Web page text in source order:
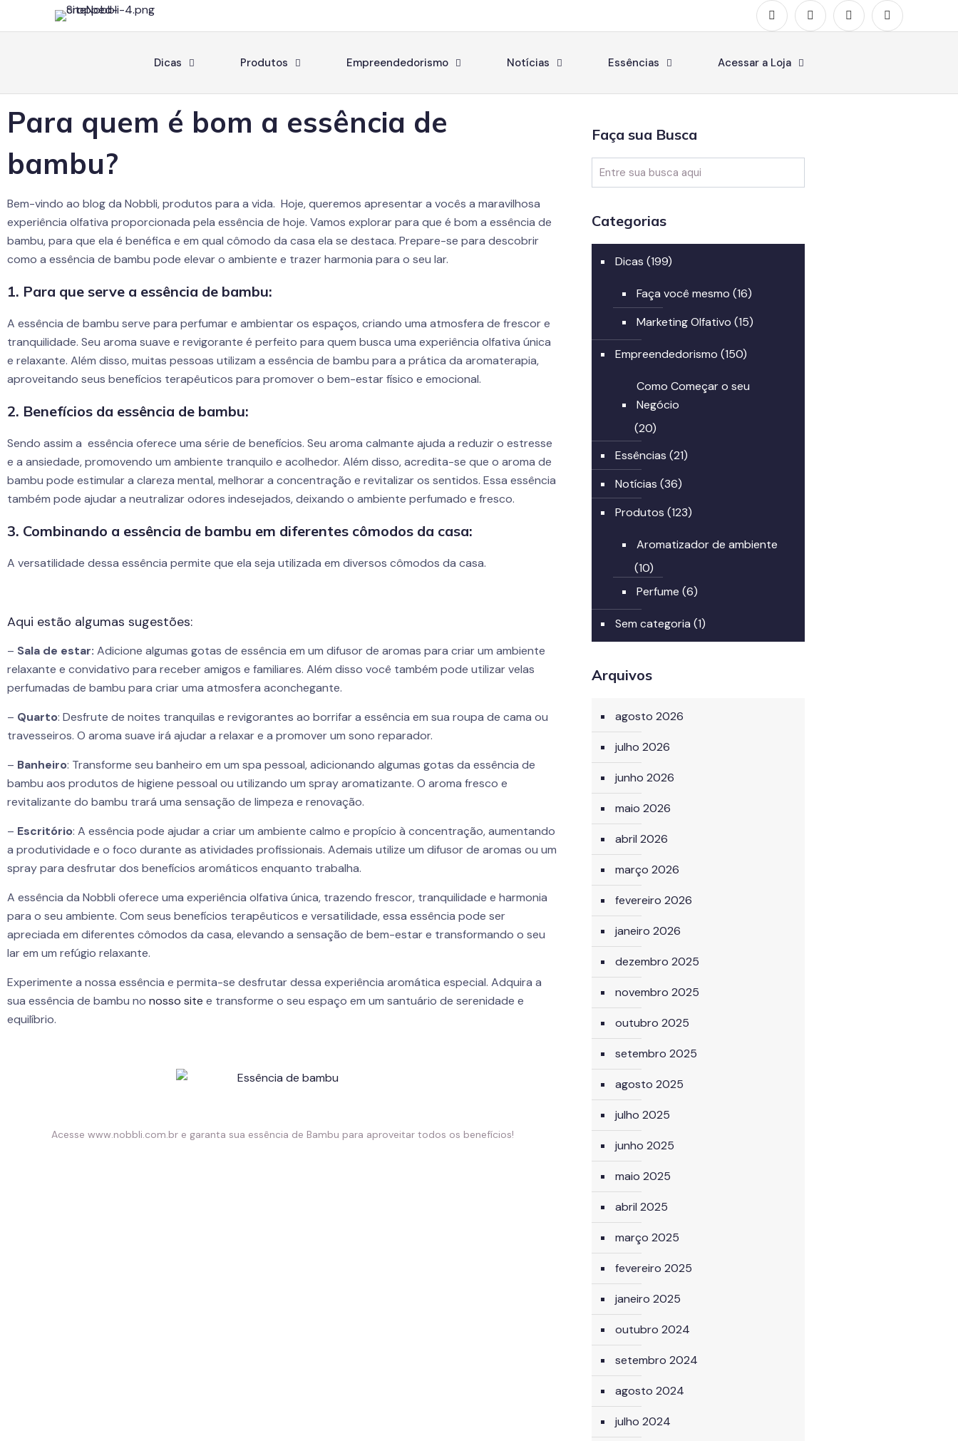
Dicas Produtos Empreendedorismo Notícias Essências Acessar a Loja
Para quem é bom a essência de
bambu?
Bem-vindo ao blog da Nobbli, produtos para a vida. Hoje, queremos apresentar a vocês a maravilhosa
experiência olfativa proporcionada pela essência de hoje. Vamos explorar para que é bom a essência de
bambu, para que ela é benéfica e em qual cômodo da casa ela se destaca. Prepare-se para descobrir
como a essência de bambu pode elevar o ambiente e trazer harmonia para o seu lar.
1. Para que serve a essência de bambu:
A essência de bambu serve para perfumar e ambientar os espaços, criando uma atmosfera de frescor e
tranquilidade. Seu aroma suave e revigorante é perfeito para quem busca uma experiência olfativa única
e relaxante. Além disso, muitas pessoas utilizam a essência de bambu para a prática da aromaterapia,
aproveitando seus benefícios terapêuticos para promover o bem-estar físico e emocional.
2. Benefícios da essência de bambu:
Sendo assim a essência oferece uma série de benefícios. Seu aroma calmante ajuda a reduzir o estresse
e a ansiedade, promovendo um ambiente tranquilo e acolhedor. Além disso, acredita-se que o aroma de
bambu pode estimular a clareza mental, melhorar a concentração e revitalizar os sentidos. Essa essência
também pode ajudar a neutralizar odores indesejados, deixando o ambiente perfumado e fresco.
3. Combinando a essência de bambu em diferentes cômodos da casa:
A versatilidade dessa essência permite que ela seja utilizada em diversos cômodos da casa.
Aqui estão algumas sugestões:
– Sala de estar: Adicione algumas gotas de essência em um difusor de aromas para criar um ambiente
relaxante e convidativo para receber amigos e familiares. Além disso você também pode utilizar velas
perfumadas de bambu para criar uma atmosfera aconchegante.
– Quarto: Desfrute de noites tranquilas e revigorantes ao borrifar a essência em sua roupa de cama ou
travesseiros. O aroma suave irá ajudar a relaxar e a promover um sono reparador.
– Banheiro: Transforme seu banheiro em um spa pessoal, adicionando algumas gotas da essência de
bambu aos produtos de higiene pessoal ou utilizando um spray aromatizante. O aroma fresco e
revitalizante do bambu trará uma sensação de limpeza e renovação.
– Escritório: A essência pode ajudar a criar um ambiente calmo e propício à concentração, aumentando
a produtividade e o foco durante as atividades profissionais. Ademais utilize um difusor de aromas ou um
spray para desfrutar dos benefícios aromáticos enquanto trabalha.
A essência da Nobbli oferece uma experiência olfativa única, trazendo frescor, tranquilidade e harmonia
para o seu ambiente. Com seus benefícios terapêuticos e versatilidade, essa essência pode ser
apreciada em diferentes cômodos da casa, elevando a sensação de bem-estar e transformando o seu
lar em um refúgio relaxante.
Experimente a nossa essência e permita-se desfrutar dessa experiência aromática especial. Adquira a
sua essência de bambu no nosso site e transforme o seu espaço em um santuário de serenidade e
equilíbrio.
Acesse www.nobbli.com.bre garanta sua essência de Bambu para aproveitar todos os benefícios!
Faça sua Busca
Categorias
Dicas (199)
Faça você mesmo (16)
Marketing Olfativo (15)
Empreendedorismo (150)
Como Começar o seu
Negócio
(20)
Essências (21)
Notícias (36)
Produtos (123)
Aromatizador de ambiente
(10)
Perfume (6)
Sem categoria (1)
Arquivos
agosto 2026
julho 2026
junho 2026
maio 2026
abril 2026
março 2026
fevereiro 2026
janeiro 2026
dezembro 2025
novembro 2025
outubro 2025
setembro 2025
agosto 2025
julho 2025
junho 2025
maio 2025
abril 2025
março 2025
fevereiro 2025
janeiro 2025
outubro 2024
setembro 2024
agosto 2024
julho 2024